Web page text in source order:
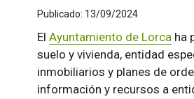
Publicado: 13/09/2024
El Ayuntamiento de Lorcaha
suelo y vivienda, entidad
inmobiliarios y planes de
información y recursos a